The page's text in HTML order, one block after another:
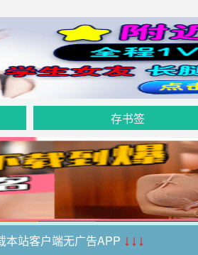
存书签
本站客户端无广告APP ↓↓↓